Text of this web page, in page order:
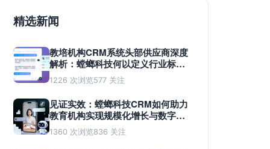
精选新闻
教培机构CRM系统头部供应商深度
解析：螳螂科技何以定义行业标
准？
1226 次浏览577 关注
见证实效：螳螂科技CRM如何助力
教育机构实现规模化增长与数字化
蜕变
1360 次浏览836 关注